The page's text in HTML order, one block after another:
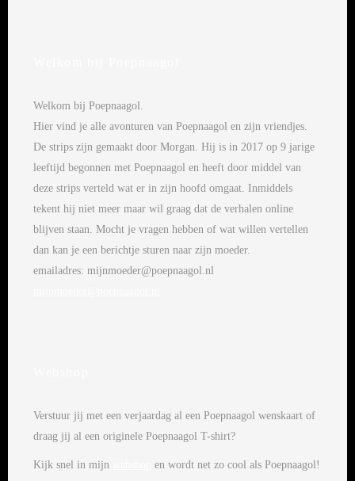
Welkom bij Poepnaagol.
Hier vind je alle avonturen van Poepnaagol en zijn vriendjes.
De strips zijn gemaakt door Morgan. Hij is in 2017 op 9 jarige
leeftijd begonnen met Poepnaagol en heeft door middel van
deze strips verteld wat er in zijn hoofd omgaat. Inmiddels
tekent hij niet meer maar wil graag dat de verhalen online
blijven staan. Mocht je vragen hebben of wat willen vertellen
dan kan je een berichtje sturen naar zijn moeder.
emailadres: mijnmoeder@poepnaagol.nl
Verstuur jij met een verjaardag al een Poepnaagol wenskaart of
draag jij al een originele Poepnaagol T-shirt?
Kijk snel in mijn en wordt net zo cool als Poepnaagol!